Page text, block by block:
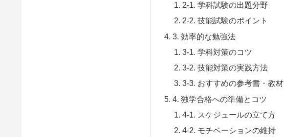
2-1. 学科試験の出題分野
2-2. 技能試験のポイント
3. 効率的な勉強法
3-1. 学科対策のコツ
3-2. 技能対策の実践方法
3-3. おすすめの参考書・教材
4. 独学合格への準備とコツ
4-1. スケジュールの立て方
4-2. モチベーションの維持